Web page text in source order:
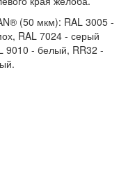
(50 мкм): RAL 3005 -
RAL 7024 - серый
9010 - белый, RR32 -